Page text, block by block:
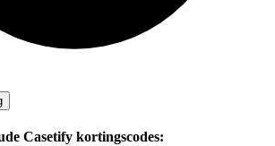
Casetify kortingscodes: